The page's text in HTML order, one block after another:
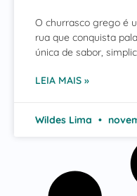
O churrasco grego é
rua que conquista
única de sabor,
LEIA MAIS »
Wildes Lima